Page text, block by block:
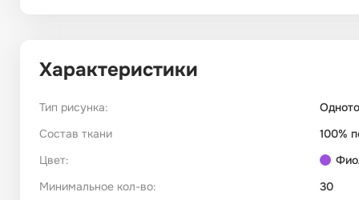
Характеристики
Тип рисунка:
Состав ткани
100%
Цвет:
Минимальное кол-во:
30